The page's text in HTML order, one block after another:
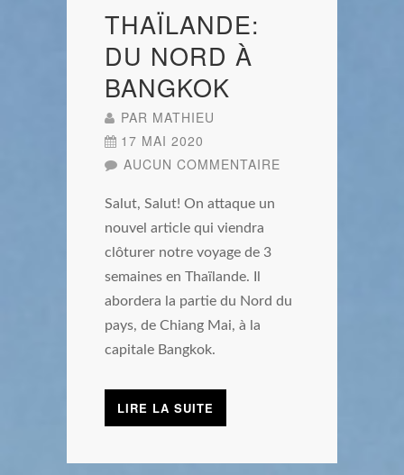
THAÏLANDE:
DU NORD À
BANGKOK
PAR MATHIEU
17 MAI 2020
AUCUN COMMENTAIRE
Salut, Salut! On attaque un
nouvel article qui viendra
clôturer notre voyage de 3
semaines en Thaïlande. Il
abordera la partie du Nord du
pays, de Chiang Mai, à la
capitale Bangkok.
LIRE LA SUITE